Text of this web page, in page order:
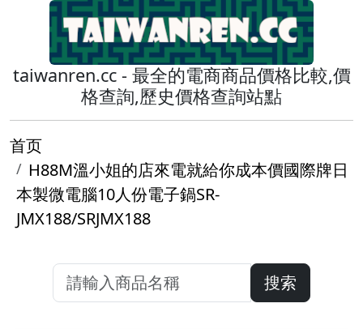
taiwanren.cc - 最全的電商商品價格比較,價
格查詢,歷史價格查詢站點
首页
H88M溫小姐的店來電就給你成本價國際牌日
本製微電腦10人份電子鍋SR-
JMX188/SRJMX188
搜索